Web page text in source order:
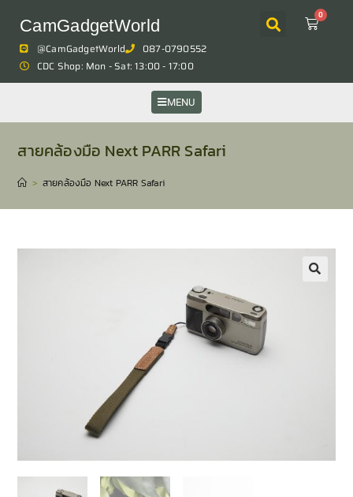
CamGadgetWorld
0
@CamGadgetWorld
087-0790552
CDC Shop: Mon - Sat: 13:00 - 17:00
MENU
สายคล้องมือ Next PARR Safari
> สายคล้องมือ Next PARR Safari